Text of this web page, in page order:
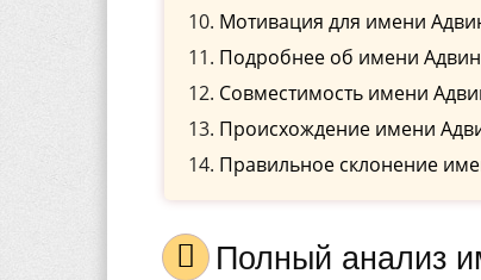
Мотивация для имени
Подробнее об имени Адвин
Совместимость имени
Происхождение имени
Правильное склонение
Полный анализ имени Адвин, значение, и расшифровка